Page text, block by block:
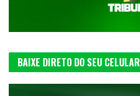
BAIXE DIRETO DO SEU CELULAR